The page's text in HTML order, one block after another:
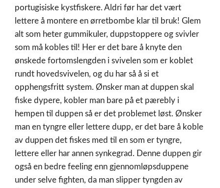
portugisiske kystfiskere. Aldri før har det vært
lettere å montere en ørretbombe klar til bruk! Glem
alt som heter gummikuler, duppstoppere og svivler
som må kobles til! Her er det bare å knyte den
ønskede fortomslengden i svivelen som er koblet
rundt hovedsvivelen, og du har så å si et
opphengsfritt system. Ønsker man at duppen skal
fiske dypere, kobler man bare på et pærebly i
hempen til duppen så er det problemet løst. Ønsker
man en tyngre eller lettere dupp, er det bare å koble
av duppen det fiskes med til en som er tyngre,
lettere eller har annen synkegrad. Denne duppen gir
også en bedre feeling enn gjennomløpsduppene
under selve fighten, da man slipper tyngden av